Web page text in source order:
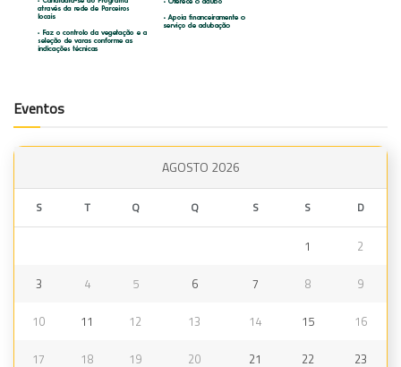
Eventos
AGOSTO 2026
S T Q Q S S D
1 2
3 4 5 6 7 8 9
10 11 12 13 14 15 16
17 18 19 20 21 22 23